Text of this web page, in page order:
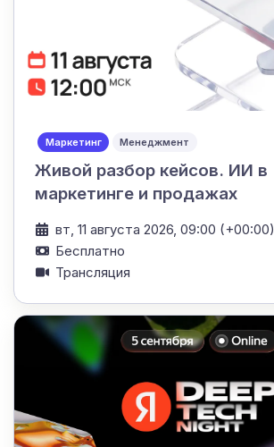
Маркетинг Менеджмент
Живой разбор кейсов. ИИ в
маркетинге и продажах
вт, 11 августа 2026, 09:00 (+00:00)
Бесплатно
Трансляция